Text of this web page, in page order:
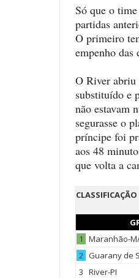
Só que o
partidas
O primeiro
empenho das
O River abriu
substituído e
não estavam
segurasse o
príncipe foi
aos 48
que volta a
CLASSIFICAÇÃO
1
Maranhão-
2 Guarany de
3 River-PI